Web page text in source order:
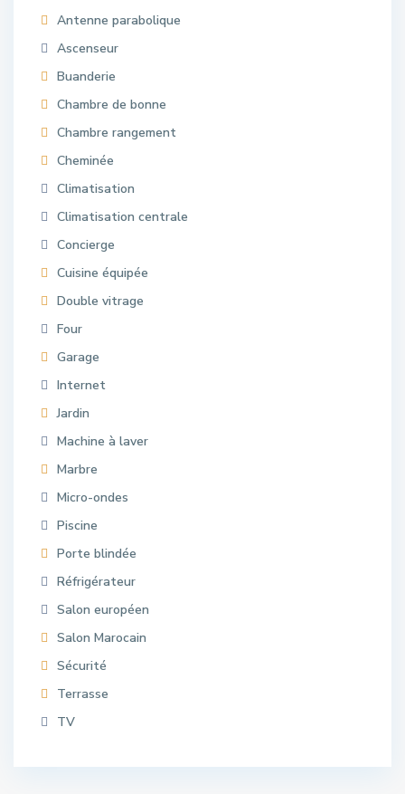
Antenne parabolique
Ascenseur
Buanderie
Chambre de bonne
Chambre rangement
Cheminée
Climatisation
Climatisation centrale
Concierge
Cuisine équipée
Double vitrage
Four
Garage
Internet
Jardin
Machine à laver
Marbre
Micro-ondes
Piscine
Porte blindée
Réfrigérateur
Salon européen
Salon Marocain
Sécurité
Terrasse
TV